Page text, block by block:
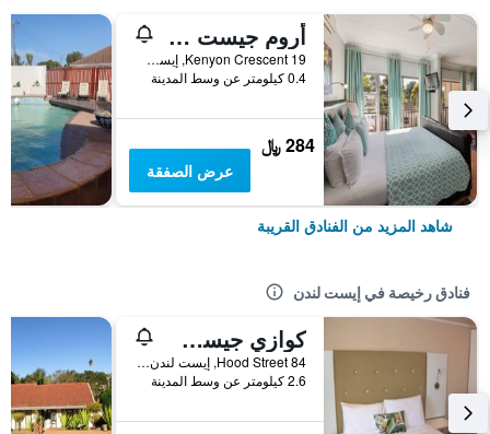
أروم جيست هاوس
19 Kenyon Crescent, إيست لندن, محافظة الكاب الشرقية, جنوب أفريقيا
0.4 كيلومتر عن وسط المدينة
284 ﷼
عرض الصفقة
شاهد المزيد من الفنادق القريبة
فنادق رخيصة في إيست لندن
كوازي جيست هاوس
84 Hood Street, إيست لندن, محافظة الكاب الشرقية, جنوب أفريقيا
2.6 كيلومتر عن وسط المدينة